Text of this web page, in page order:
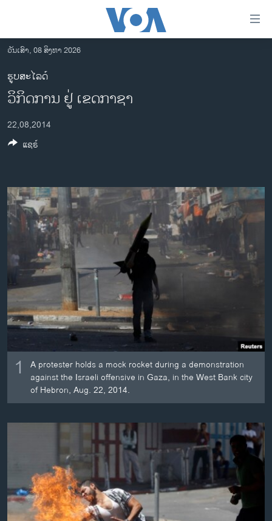
ເຂົ້າ
ຫາ
ຂ້າມ
ຂ້າມ
ໄປ
ຫາ
ລາວ
ອາເມຣິກາ
ການເລືອກຕັ້ງ ປະທານາທີບໍດີ ສະຫະລັດ 2024
ຂ່າວ​ຈີນ
ເອເຊຍ
ອິດສະຫຼະພາບດ້ານການຂ່າວ
ຊີວິດຊາວລາວ
ຊຸມຊົນຊາວລາວ
ວິທະຍາສາດ-ເທັກໂນໂລຈີ
ທຸລະກິດ
ພາສາອັງກິດ
ວີດີໂອ
ສຽງ
ລາຍການກະຈາຍສຽງ
ຕິດຕາມພວກເຮົາ ທີ່
ພາສາຕ່າງໆ
ວັນເສົາ, 08 ສິງຫາ 2026
ຮູບສະໄລດ໌
ວິກິດການ ຢູ່ ເຂດກາຊາ
22,08,2014
1
A protester holds a mock rocket during a demonstration
against the Israeli offensive in Gaza, in the West Bank city
of Hebron, Aug. 22, 2014.
ແຊຣ໌